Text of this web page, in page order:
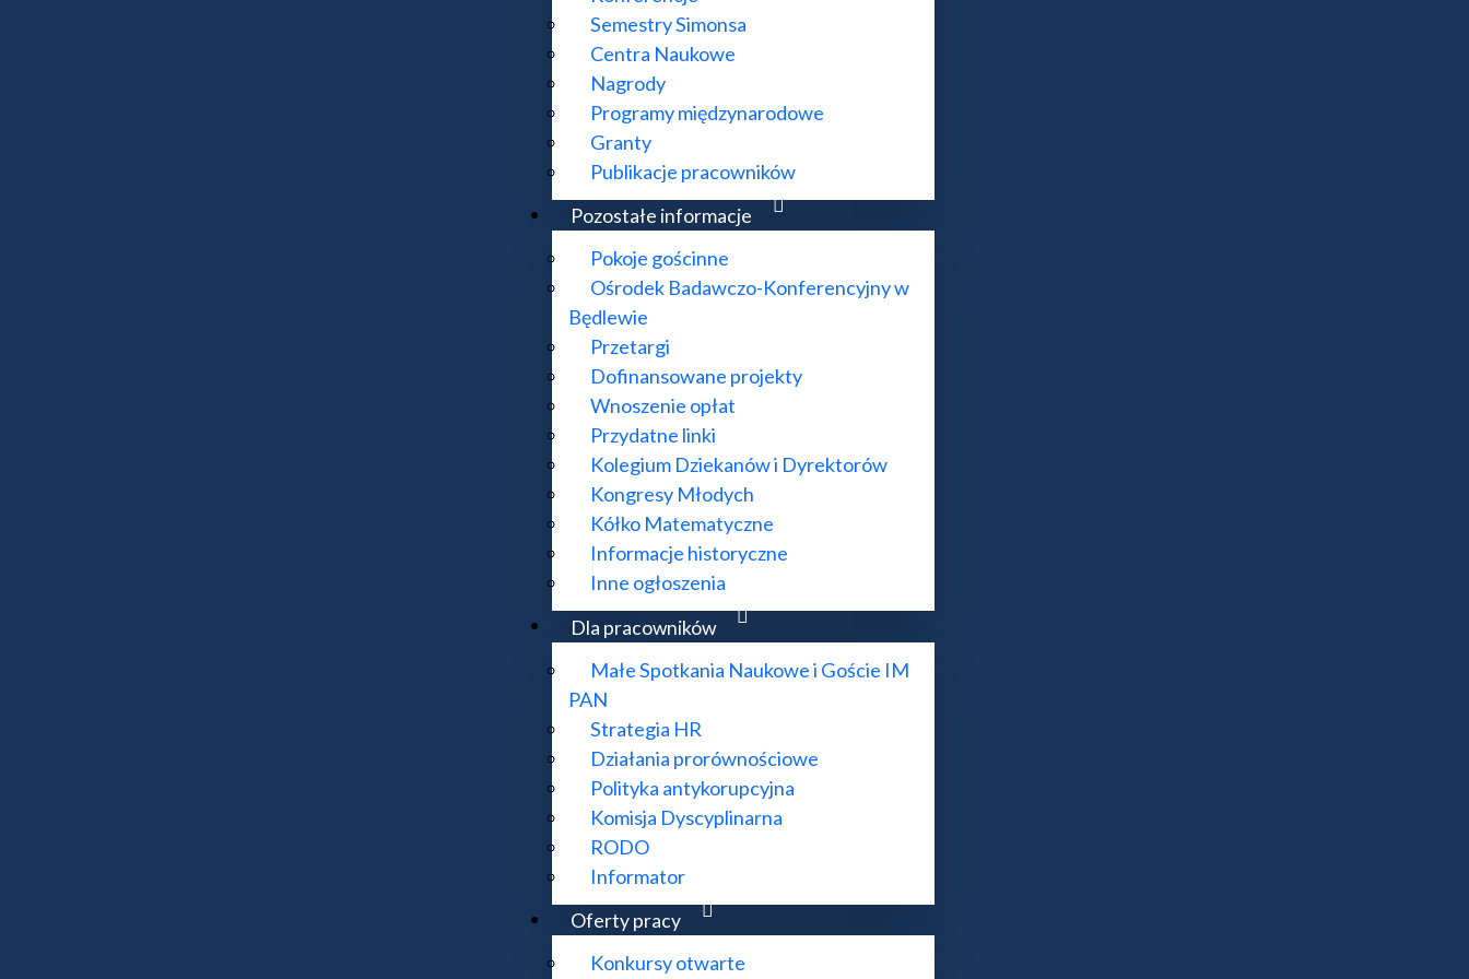
Semestry Simonsa
Centra Naukowe
Nagrody
Programy międzynarodowe
Granty
Publikacje pracowników
Pozostałe informacje
Pokoje gościnne
Ośrodek Badawczo-Konferencyjny w
Będlewie
Przetargi
Dofinansowane projekty
Wnoszenie opłat
Przydatne linki
Kolegium Dziekanów i Dyrektorów
Kongresy Młodych
Kółko Matematyczne
Informacje historyczne
Inne ogłoszenia
Dla pracowników
Małe Spotkania Naukowe i Goście IM
PAN
Strategia HR
Działania prorównościowe
Polityka antykorupcyjna
Komisja Dyscyplinarna
RODO
Informator
Oferty pracy
Konkursy otwarte
Metody wariacyjne i PDE